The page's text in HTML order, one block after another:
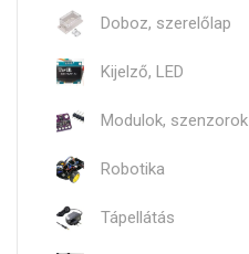
Doboz, szerelőlap
Kijelző, LED
Modulok, szenzorok
Robotika
Tápellátás